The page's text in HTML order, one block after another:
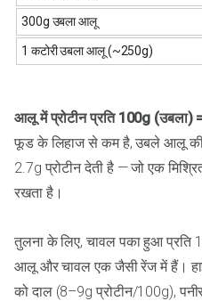
300g उबला आलू
1 कटोरी उबला आलू (~250g)
आलू में प्रोटीन प्रति 100g (उबला)
फूड के लिहाज से कम है, उबले आलू की
2.7g प्रोटीन देती है — जो एक
रखता है।
तुलना के लिए, चावल पका हुआ प्रति
आलू और चावल एक जैसी रेंज में हैं।
को दाल (8–9g प्रोटीन/100g),